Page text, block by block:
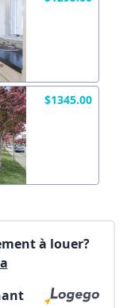
$1345.00
à louer?